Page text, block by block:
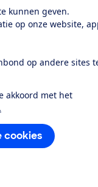
kunnen geven.
op onze website,
op andere sites
akkoord met het
cookies